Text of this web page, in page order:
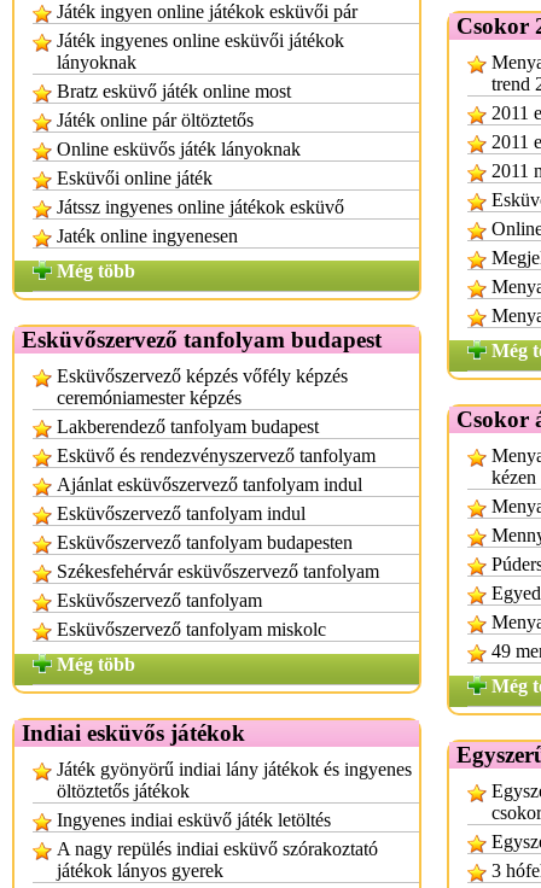
Játék ingyen online játékok esküvői pár
Játék ingyenes online esküvői játékok
lányoknak
Bratz esküvő játék online most
Játék online pár öltöztetős
Online esküvős játék lányoknak
Esküvői online játék
Játssz ingyenes online játékok esküvő
Jaték online ingyenesen
Még több
Esküvőszervező tanfolyam budapest
Esküvőszervező képzés vőfély képzés
ceremóniamester képzés
Lakberendező tanfolyam budapest
Esküvő és rendezvényszervező tanfolyam
Ajánlat esküvőszervező tanfolyam indul
Esküvőszervező tanfolyam indul
Esküvőszervező tanfolyam budapesten
Székesfehérvár esküvőszervező tanfolyam
Esküvőszervező tanfolyam
Esküvőszervező tanfolyam miskolc
Még több
Indiai esküvős játékok
Játék gyönyörű indiai lány játékok és ingyenes
öltöztetős játékok
Ingyenes indiai esküvő játék letöltés
A nagy repülés indiai esküvő szórakoztató
játékok lányos gyerek
Csokor
trend
2011
2011
2011
Még
Csokor
kézen
49
Még
csokor
3